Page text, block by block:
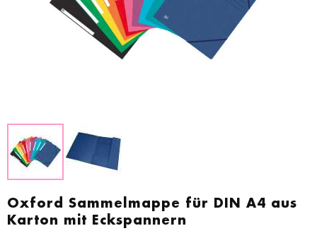
Oxford Sammelmappe für DIN A4 aus
Karton mit Eckspannern
Anfang
der